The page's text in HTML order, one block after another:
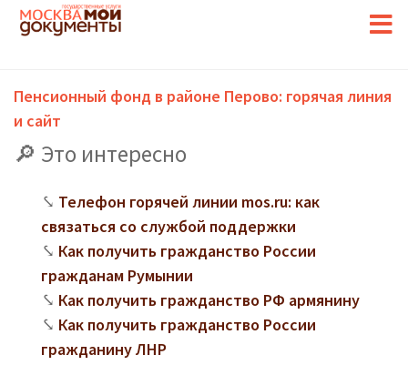
Пенсионный фонд в районе Перово: горячая линия
и сайт
Это интересно
Телефон горячей линии mos.ru: как
связаться со службой поддержки
Как получить гражданство России
гражданам Румынии
Как получить гражданство РФ армянину
Как получить гражданство России
гражданину ЛНР